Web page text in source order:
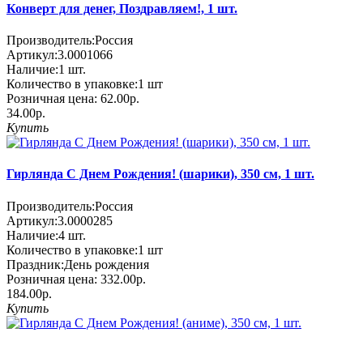
Конверт для денег, Поздравляем!, 1 шт.
Производитель:Россия
Артикул:3.0001066
Наличие:1 шт.
Количество в упаковке:1 шт
Розничная цена: 62.00р.
34.00р.
Купить
Гирлянда С Днем Рождения! (шарики), 350 см, 1 шт.
Производитель:Россия
Артикул:3.0000285
Наличие:4 шт.
Количество в упаковке:1 шт
Праздник:День рождения
Розничная цена: 332.00р.
184.00р.
Купить